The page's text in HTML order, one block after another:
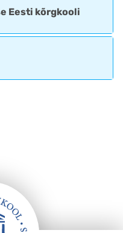
Eesti kõrgkooli